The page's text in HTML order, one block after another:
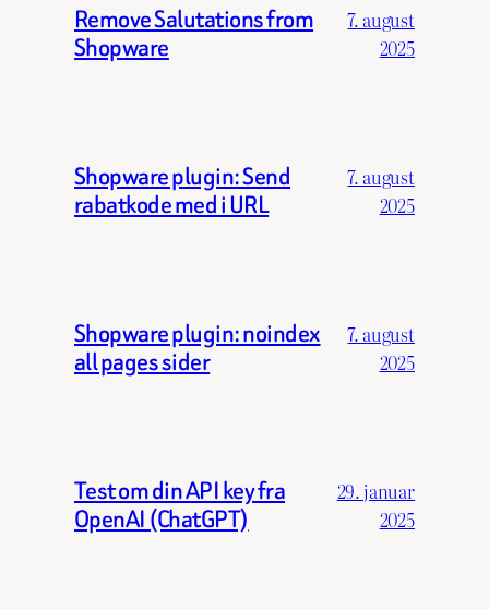
Remove Salutations from
Shopware
7. august
2025
Shopware plugin: Send
rabatkode med i URL
7. august
2025
Shopware plugin: noindex
all pages sider
7. august
2025
Test om din API key fra
OpenAI (ChatGPT)
29. januar
2025